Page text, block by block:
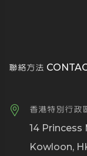
聯絡方法
香港特別行政
14
Kowloon,